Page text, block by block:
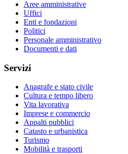
Aree amministrative
Uffici
Enti e fondazioni
Politici
Personale amministrativo
Documenti e dati
Servizi
Anagrafe e stato civile
Cultura e tempo libero
Vita lavorativa
Imprese e commercio
Appalti pubblici
Catasto e urbanistica
Turismo
Mobilità e trasporti